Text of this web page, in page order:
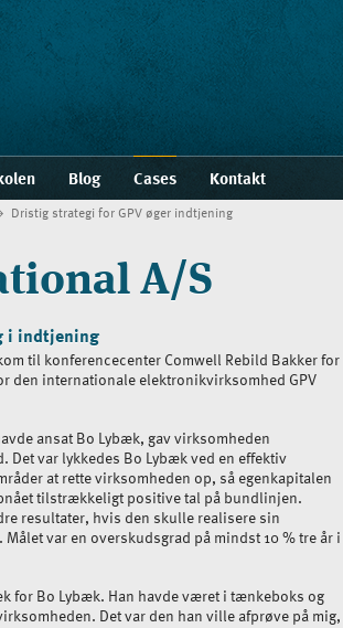
Blog Cases Kontakt
Dristig strategi for GPV øger indtjening
A/S
i indtjening
til konferencecenter Comwell Rebild Bakker for
den internationale elektronikvirksomhed GPV
ansat Bo Lybæk, gav virksomheden
var lykkedes Bo Lybæk ved en effektiv
at rette virksomheden op, så egenkapitalen
tilstrækkeligt positive tal på bundlinjen.
resultater, hvis den skulle realisere sin
var en overskudsgrad på mindst 10 % tre år i
for Bo Lybæk. Han havde været i tænkeboks og
Det var den han ville afprøve på mig,